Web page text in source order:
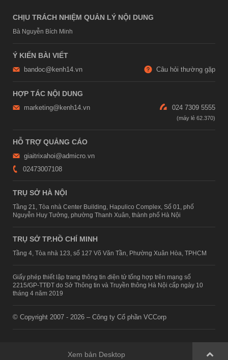
CHỊU TRÁCH NHIỆM QUẢN LÝ NỘI DUNG
Bà Nguyễn Bích Minh
Ý KIẾN BÀI VIẾT
bandoc@kenh14.vn Câu hỏi thường gặp
HỢP TÁC NỘI DUNG
marketing@kenh14.vn 024 7309 5555
HỖ TRỢ QUẢNG CÁO
giaitrixahoi@admicro.vn
02473007108
TRỤ SỞ HÀ NỘI
Tầng 21, Tòa nhà Center Building, Hapulico Complex, Số 01, phố
Nguyễn Huy Tưởng, phường Thanh Xuân, thành phố Hà Nội
TRỤ SỞ TP.HỒ CHÍ MINH
Tầng 4, Tòa nhà 123, số 127 Võ Văn Tần, Phường Xuân Hòa, TPHCM
Giấy phép thiết lập trang thông tin điện tử tổng hợp trên mạng số
2215/GP-TTĐT do Sở Thông tin và Truyền thông Hà Nội cấp ngày 10
tháng 4 năm 2019
© Copyright 2007 - 2026 – Công ty Cổ phần VCCorp
Xem bản Desktop